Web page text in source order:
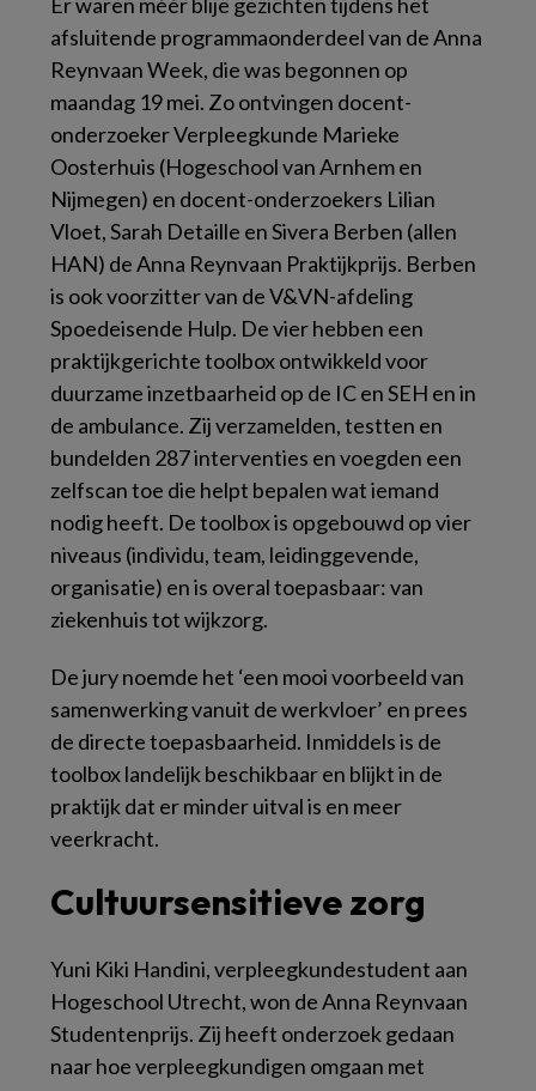
afsluitende programmaonderdeel van de Anna
Reynvaan Week, die was begonnen op
maandag 19 mei. Zo ontvingen docent-
onderzoeker Verpleegkunde Marieke
Oosterhuis (Hogeschool van Arnhem en
Nijmegen) en docent-onderzoekers Lilian
Vloet, Sarah Detaille en Sivera Berben (allen
HAN) de Anna Reynvaan Praktijkprijs. Berben
is ook voorzitter van de V&VN-afdeling
Spoedeisende Hulp. De vier hebben een
praktijkgerichte toolbox ontwikkeld voor
duurzame inzetbaarheid op de IC en SEH en in
de ambulance. Zij verzamelden, testten en
bundelden 287 interventies en voegden een
zelfscan toe die helpt bepalen wat iemand
nodig heeft. De toolbox is opgebouwd op vier
niveaus (individu, team, leidinggevende,
organisatie) en is overal toepasbaar: van
ziekenhuis tot wijkzorg.
De jury noemde het ‘een mooi voorbeeld van
samenwerking vanuit de werkvloer’ en prees
de directe toepasbaarheid. Inmiddels is de
toolbox landelijk beschikbaar en blijkt in de
praktijk dat er minder uitval is en meer
veerkracht.
Cultuursensitieve zorg
Yuni Kiki Handini, verpleegkundestudent aan
Hogeschool Utrecht, won de Anna Reynvaan
Studentenprijs. Zij heeft onderzoek gedaan
naar hoe verpleegkundigen omgaan met